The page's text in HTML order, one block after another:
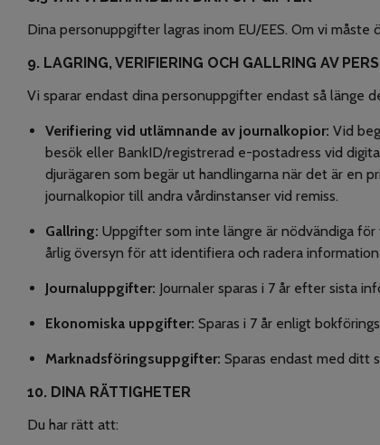
Dina personuppgifter lagras inom EU/EES. Om vi
9. LAGRING, VERIFIERING OCH GALLRING AV
Vi sparar endast dina personuppgifter endast så länge
Verifiering vid utlämnande av journalkopior: Vid
besök eller BankID/registrerad e-postadress vid
djurägaren som begär ut handlingarna när det är en
journalkopior till andra vårdinstanser vid remiss.
Gallring: Uppgifter som inte längre är nödvändiga
årlig översyn för att identifiera och radera
Journaluppgifter: Journaler sparas i 7 år efter sista
Ekonomiska uppgifter: Sparas i 7 år enligt
Marknadsföringsuppgifter: Sparas endast med ditt
10. DINA RÄTTIGHETER
Du har rätt att: